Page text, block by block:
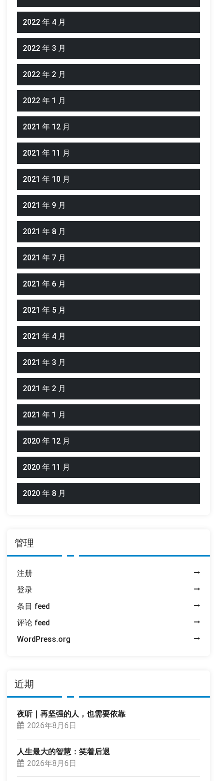
2022 年 4 月
2022 年 3 月
2022 年 2 月
2022 年 1 月
2021 年 12 月
2021 年 11 月
2021 年 10 月
2021 年 9 月
2021 年 8 月
2021 年 7 月
2021 年 6 月
2021 年 5 月
2021 年 4 月
2021 年 3 月
2021 年 2 月
2021 年 1 月
2020 年 12 月
2020 年 11 月
2020 年 8 月
管理
注册
登录
条目 feed
评论 feed
WordPress.org
近期
夜听｜再坚强的人，也需要依靠
2026年8月6日
人生最大的智慧：笑着后退
2026年8月6日